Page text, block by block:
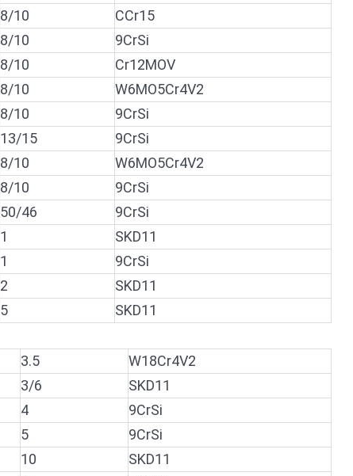
8/10
CCr15
8/10
9CrSi
8/10
Cr12MOV
8/10
W6MO5Cr4V2
8/10
9CrSi
13/15
9CrSi
8/10
W6MO5Cr4V2
8/10
9CrSi
50/46
9CrSi
1
SKD11
1
9CrSi
2
SKD11
5 SKD11
3.5
W18Cr4V2
3/6
SKD11
4
9CrSi
5
9CrSi
10
SKD11